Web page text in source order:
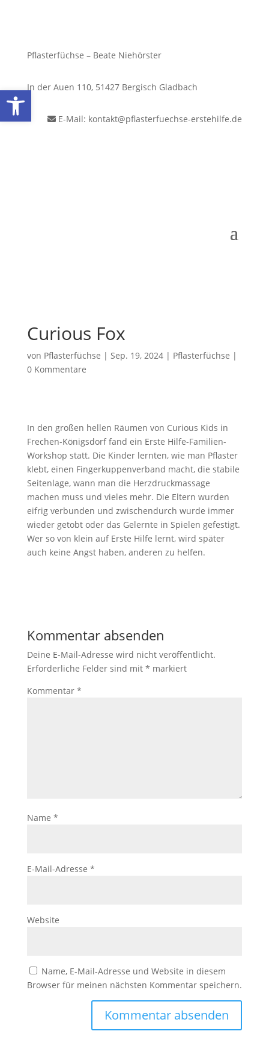
Pflasterfüchse – Beate Niehörster
In der Auen 110, 51427 Bergisch Gladbach
E-Mail: kontakt@pflasterfuechse-erstehilfe.de
Curious Fox
von Pflasterfüchse | Sep. 19, 2024| Pflasterfüchse |
0 Kommentare
In den großen hellen Räumen von Curious Kids in
Frechen-Königsdorf fand ein Erste Hilfe-Familien-
Workshop statt. Die Kinder lernten, wie man Pflaster
klebt, einen Fingerkuppenverband macht, die stabile
Seitenlage, wann man die Herzdruckmassage
machen muss und vieles mehr. Die Eltern wurden
eifrig verbunden und zwischendurch wurde immer
wieder getobt oder das Gelernte in Spielen gefestigt.
Wer so von klein auf Erste Hilfe lernt, wird später
auch keine Angst haben, anderen zu helfen.
Kommentar absenden
Deine E-Mail-Adresse wird nicht veröffentlicht.
Erforderliche Felder sind mit * markiert
Kommentar *
Name *
E-Mail-Adresse *
Website
Name, E-Mail-Adresse und Website in diesem
Browser für meinen nächsten Kommentar speichern.
Werkzeugleiste öffnen